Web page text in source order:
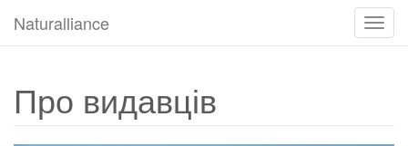
Naturalliance
Про видавців